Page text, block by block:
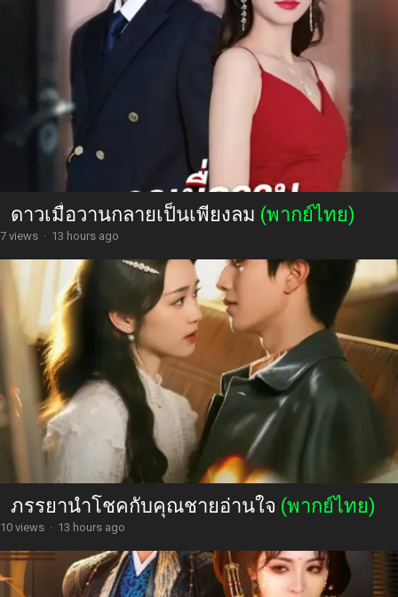
ดาวเมื่อวานกลายเป็นเพียงลม (พากย์ไทย)
7 views · 13 hours ago
ภรรยานำโชคกับคุณชายอ่านใจ (พากย์ไทย)
10 views · 13 hours ago